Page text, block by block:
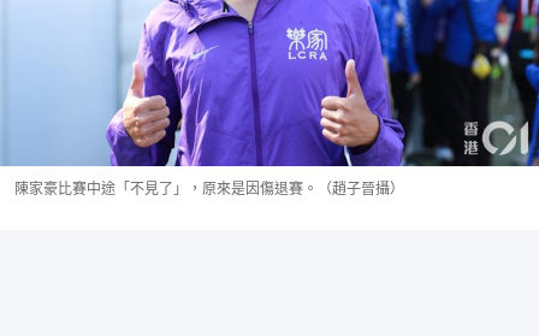
陳家豪比賽中途「不見了」，原來是因傷退賽。（趙子晉攝）